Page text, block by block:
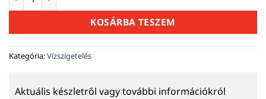
KOSÁRBA TESZEM
Kategória:Vízszigetelés
Aktuális készletről vagy további információkról